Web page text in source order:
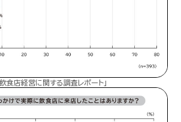
飲食店経営に関する調査レポート」